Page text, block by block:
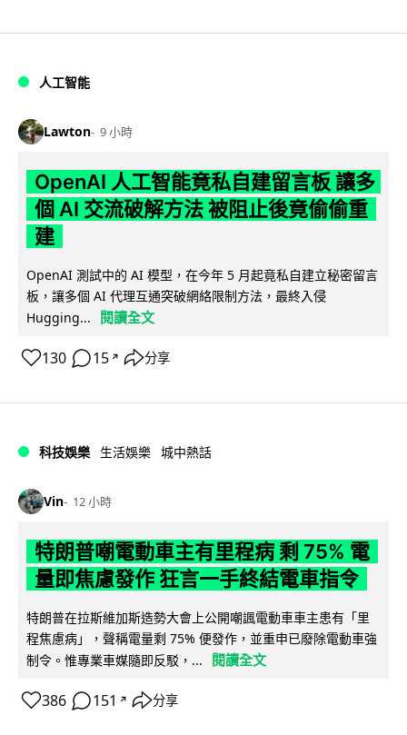
人工智能
Lawton 9 小時
OpenAI 人工智能竟私自建留言板 讓多
個 AI 交流破解方法 被阻止後竟偷偷重
建
OpenAI 測試中的 AI 模型，在今年 5 月起竟私自建立秘密留言
板，讓多個 AI 代理互通突破網絡限制方法，最終入侵
Hugging...
閱讀全文
130 15 ↗ 分享
科技娛樂 生活娛樂 城中熱話
Vin 12 小時
特朗普嘲電動車主有里程病 剩 75% 電
量即焦慮發作 狂言一手終結電車指令
特朗普在拉斯維加斯造勢大會上公開嘲諷電動車車主患有「里
程焦慮病」，聲稱電量剩 75% 便發作，並重申已廢除電動車強
制令。惟專業車媒隨即反駁，...
閱讀全文
386 151 ↗ 分享